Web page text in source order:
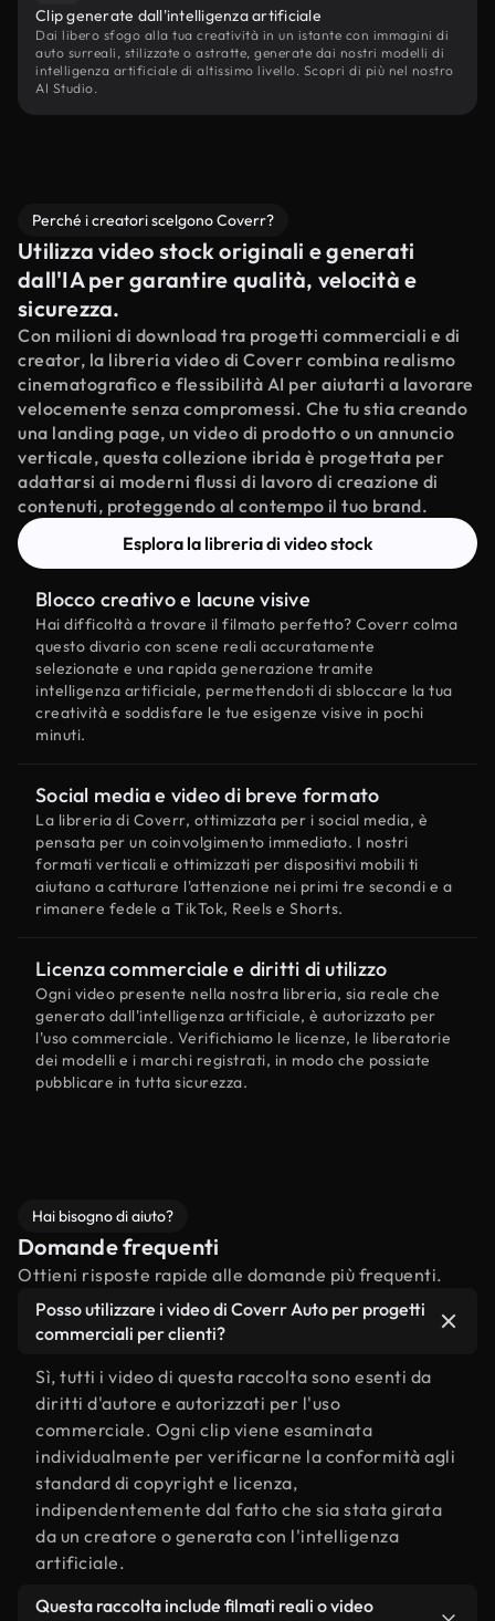
Clip generate dall'intelligenza artificiale
Dai libero sfogo alla tua creatività in un istante con immagini di
auto surreali, stilizzate o astratte, generate dai nostri modelli di
intelligenza artificiale di altissimo livello. Scopri di più nel nostro
AI Studio.
Perché i creatori scelgono Coverr?
Utilizza video stock originali e generati
dall'IA per garantire qualità, velocità e
sicurezza.
Con milioni di download tra progetti commerciali e di
creator, la libreria video di Coverr combina realismo
cinematografico e flessibilità AI per aiutarti a lavorare
velocemente senza compromessi. Che tu stia creando
una landing page, un video di prodotto o un annuncio
verticale, questa collezione ibrida è progettata per
adattarsi ai moderni flussi di lavoro di creazione di
contenuti, proteggendo al contempo il tuo brand.
Esplora la libreria di video stock
Blocco creativo e lacune visive
Hai difficoltà a trovare il filmato perfetto? Coverr colma
questo divario con scene reali accuratamente
selezionate e una rapida generazione tramite
intelligenza artificiale, permettendoti di sbloccare la tua
creatività e soddisfare le tue esigenze visive in pochi
minuti.
Social media e video di breve formato
La libreria di Coverr, ottimizzata per i social media, è
pensata per un coinvolgimento immediato. I nostri
formati verticali e ottimizzati per dispositivi mobili ti
aiutano a catturare l'attenzione nei primi tre secondi e a
rimanere fedele a TikTok, Reels e Shorts.
Licenza commerciale e diritti di utilizzo
Ogni video presente nella nostra libreria, sia reale che
generato dall'intelligenza artificiale, è autorizzato per
l'uso commerciale. Verifichiamo le licenze, le liberatorie
dei modelli e i marchi registrati, in modo che possiate
pubblicare in tutta sicurezza.
Hai bisogno di aiuto?
Domande frequenti
Ottieni risposte rapide alle domande più frequenti.
Posso utilizzare i video di Coverr Auto per progetti
commerciali per clienti?
Sì, tutti i video di questa raccolta sono esenti da
diritti d'autore e autorizzati per l'uso
commerciale. Ogni clip viene esaminata
individualmente per verificarne la conformità agli
standard di copyright e licenza,
indipendentemente dal fatto che sia stata girata
da un creatore o generata con l'intelligenza
artificiale.
Questa raccolta include filmati reali o video